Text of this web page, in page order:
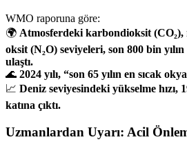
WMO raporuna göre:
🌍 Atmosferdeki karbondioksit (CO₂),
oksit (N₂O) seviyeleri, son 800 bin
ulaştı.
🌊 2024 yılı, “son 65 yılın en sıcak
📈 Deniz seviyesindeki yükselme hızı,
katına çıktı.
Uzmanlardan Uyarı: Acil